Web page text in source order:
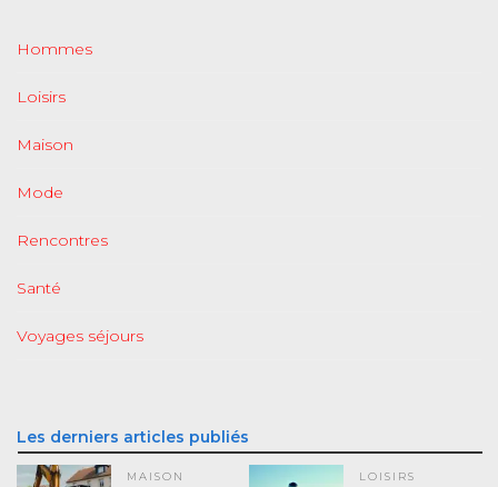
Hommes
Loisirs
Maison
Mode
Rencontres
Santé
Voyages séjours
Les derniers articles publiés
MAISON LOISIRS